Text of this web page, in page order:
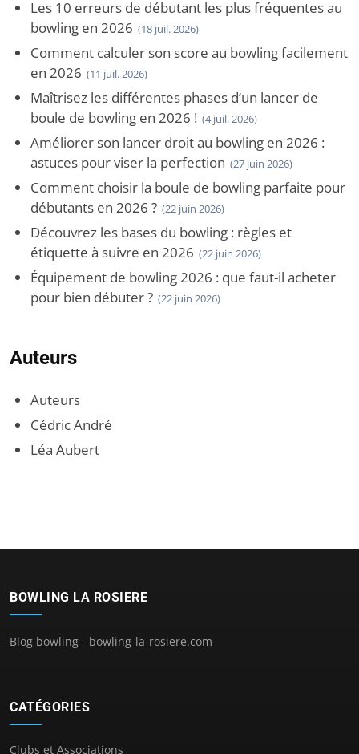
Les 10 erreurs de débutant les plus fréquentes au
bowling en 2026 (18 juil. 2026)
Comment calculer son score au bowling facilement
en 2026 (11 juil. 2026)
Maîtrisez les différentes phases d’un lancer de
boule de bowling en 2026 ! (4 juil. 2026)
Améliorer son lancer droit au bowling en 2026 :
astuces pour viser la perfection (27 juin 2026)
Comment choisir la boule de bowling parfaite pour
débutants en 2026 ? (22 juin 2026)
Découvrez les bases du bowling : règles et
étiquette à suivre en 2026 (22 juin 2026)
Équipement de bowling 2026 : que faut-il acheter
pour bien débuter ? (22 juin 2026)
Auteurs
Auteurs
Cédric André
Léa Aubert
BOWLING LA ROSIERE
Blog bowling - bowling-la-rosiere.com
CATÉGORIES
Clubs et Associations